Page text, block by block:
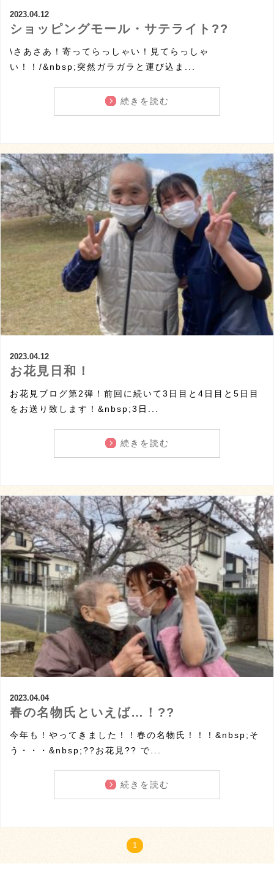
2023.04.12
ショッピングモール・サテライト??
\さあさあ！寄ってらっしゃい！見てらっしゃ
い！！/&nbsp;突然ガラガラと運び込ま...
続きを読む
2023.04.12
お花見日和！
お花見ブログ第2弾！前回に続いて3日目と4日目と5日目
をお送り致します！&nbsp;3日...
続きを読む
2023.04.04
春の名物氏といえば…！??
今年も！やってきました！！春の名物氏！！！&nbsp;そ
う・・・&nbsp;??お花見?? で...
続きを読む
1